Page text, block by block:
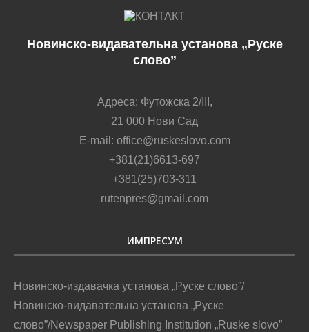
Новинско-видавательна установа „Руске
слово”
Адреса: Футожска 2/III,
21 000 Нови Сад
E-mail: office@ruskeslovo.com
+381(21)6613-697
+381(25)703-311
rutenpres@gmail.com
ИМПРЕСУМ
Новинско-издавачка установа „Руске слово”/
Новинско-видавательна установа „Руске
слово”/Newspaper Publishing Institution „Ruske slovo”